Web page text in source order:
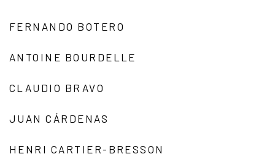
FERNANDO BOTERO
ANTOINE BOURDELLE
CLAUDIO BRAVO
JUAN CÁRDENAS
HENRI CARTIER-BRESSON